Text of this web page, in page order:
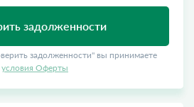
задолженности
задолженности" вы принимаете
условия Оферты